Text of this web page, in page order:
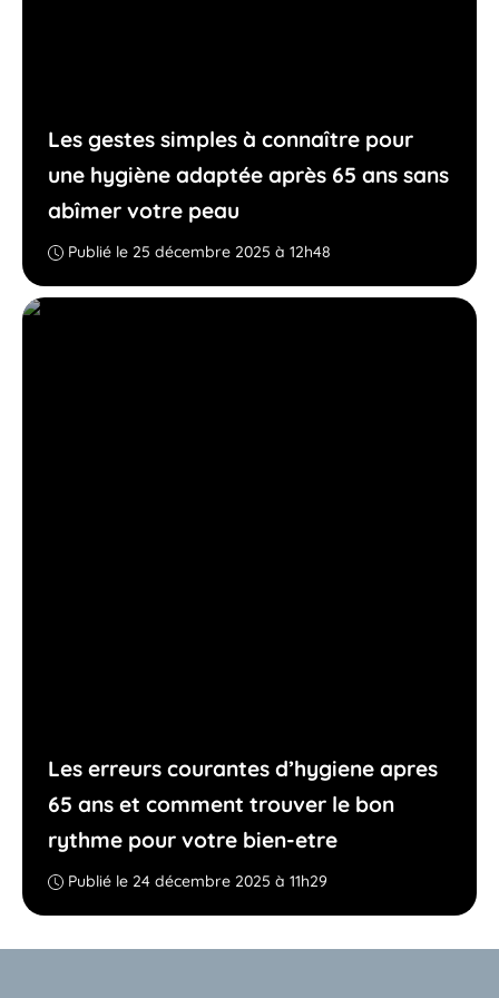
Les gestes simples à connaître pour
une hygiène adaptée après 65 ans sans
abîmer votre peau
Publié le 25 décembre 2025 à 12h48
Les erreurs courantes d’hygiene apres
65 ans et comment trouver le bon
rythme pour votre bien-etre
Publié le 24 décembre 2025 à 11h29